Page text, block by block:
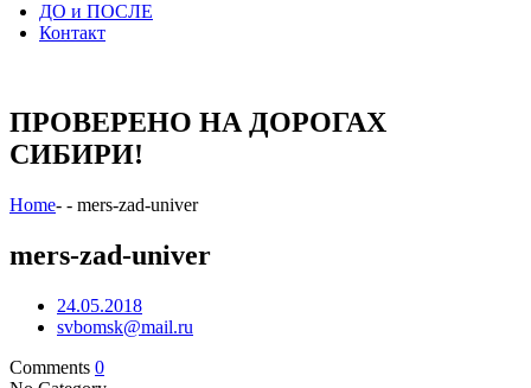
ДО и ПОСЛЕ
Контакт
ПРОВЕРЕНО НА ДОРОГАХ
СИБИРИ!
Home- - mers-zad-univer
mers-zad-univer
24.05.2018
svbomsk@mail.ru
Comments 0